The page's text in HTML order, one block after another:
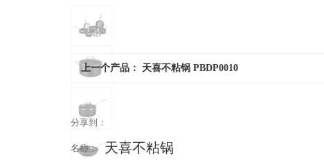
上一个产品： 天喜不粘锅 PBDP0010
分享到：
名称： 天喜不粘锅